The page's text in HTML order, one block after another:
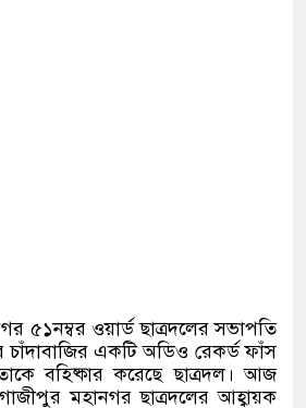
৫১নম্বর ওয়ার্ড ছাত্রদলের সভাপতি
একটি অডিও রেকর্ড ফাঁস
বহিষ্কার করেছে ছাত্রদল। আজ
গাজীপুর মহানগর ছাত্রদলের আহ্বায়ক